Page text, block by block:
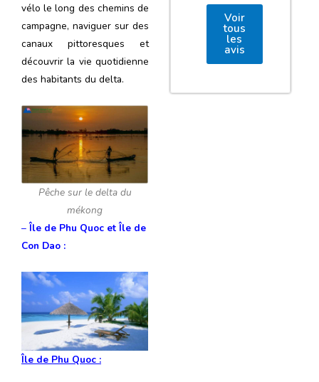
vélo le long des chemins de
campagne, naviguer sur des
canaux pittoresques et
découvrir la vie quotidienne
des habitants du delta.
Pêche sur le delta du
mékong
– Île de Phu Quoc et Île de
Con Dao :
Île de Phu Quoc :
Voir
tous
les
avis